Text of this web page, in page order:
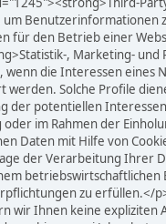
für den Betrieb einer
, Marketing-
wenn die Interessen
Solche Profile
der potentiellen
im Rahmen der
Daten mit Hilfe von
der Verarbeitung
zu erfüllen.</
Ihnen keine expliziten